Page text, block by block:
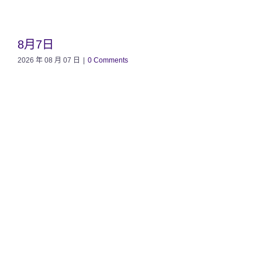
8月7日
2026 年 08 月 07 日 0 Comments